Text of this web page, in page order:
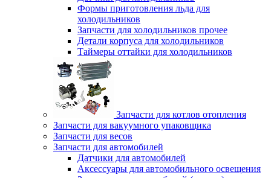
Формы приготовления льда для
холодильников
Запчасти для холодильников прочее
Детали корпуса для холодильников
Таймеры оттайки для холодильников
Запчасти для котлов отопления
Запчасти для вакуумного упаковщика
Запчасти для весов
Запчасти для автомобилей
Датчики для автомобилей
Аксессуары для автомобильного освещения